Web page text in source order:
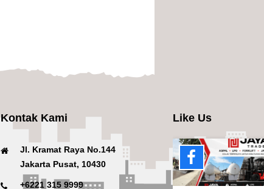
Kontak Kami
Jl. Kramat Raya No.144
Jakarta Pusat, 10430
+6221 315 9999
Like Us